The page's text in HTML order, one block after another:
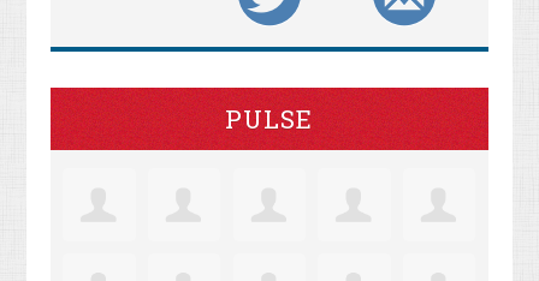
PULSE